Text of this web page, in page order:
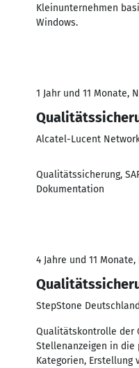
Kleinunternehmen
Windows.
1 Jahr und 11 Monate,
Alcatel-Lucent
Qualitätssicherung,
Dokumentation
4 Jahre und 11 Monate,
StepStone
Qualitätskontrolle der
Stellenanzeigen in die
Kategorien, Erstellung